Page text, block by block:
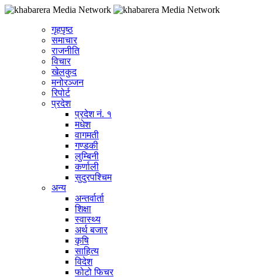
गृहपृष्ठ
समाचार
राजनीति
विचार
खेलकुद
मनोरञ्जन
रिपोर्ट
प्रदेश
प्रदेश नं. १
मधेश
वागमती
गण्डकी
लुम्बिनी
कर्णाली
सुदुरपश्चिम
अन्य
अन्तर्वार्ता
शिक्षा
स्वास्थ्य
अर्थ बजार
कृषि
साहित्य
विदेश
फोटो फिचर